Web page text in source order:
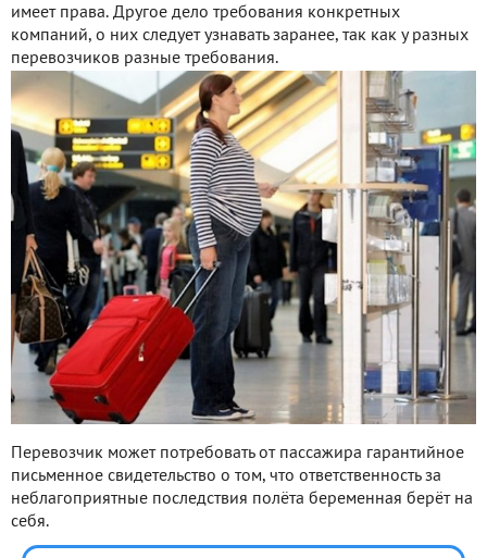
имеет права. Другое дело требования конкретных
компаний, о них следует узнавать заранее, так как у разных
перевозчиков разные требования.
Перевозчик может потребовать от пассажира гарантийное
письменное свидетельство о том, что ответственность за
неблагоприятные последствия полёта беременная берёт на
себя.